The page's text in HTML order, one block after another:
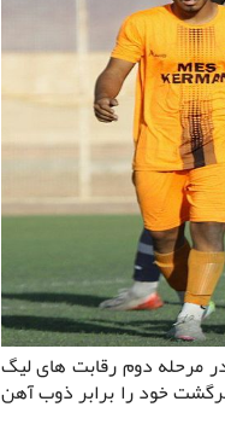
مرحله دوم رقابت های لیگ
خود را برابر ذوب آهن